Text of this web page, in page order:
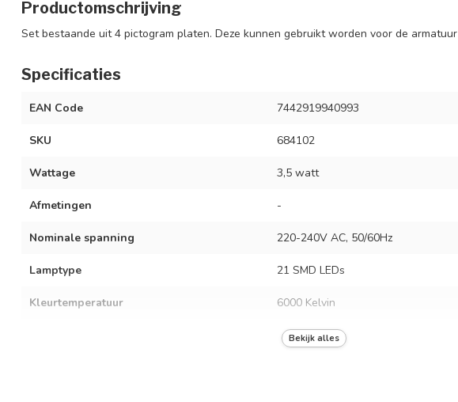
Productomschrijving
Set bestaande uit 4 pictogram platen. Deze kunnen gebruikt worden voor de armatuur
Specificaties
EAN Code 7442919940993
SKU 684102
Wattage 3,5 watt
Afmetingen -
Nominale spanning 220-240V AC, 50/60Hz
Lamptype 21 SMD LEDs
Kleurtemperatuur 6000 Kelvin
IP65Bekijk alles